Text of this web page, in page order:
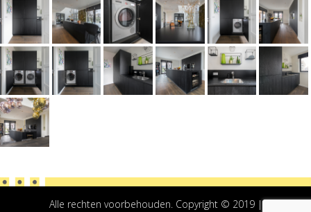
Alle rechten voorbehouden. Copyright © 2019 |